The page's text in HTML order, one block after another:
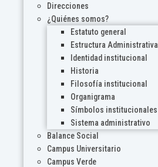
Direcciones
¿Quiénes somos?
Estatuto general
Estructura Administrativa
Identidad institucional
Historia
Filosofía institucional
Organigrama
Símbolos institucionales
Sistema administrativo
Balance Social
Campus Universitario
Campus Verde